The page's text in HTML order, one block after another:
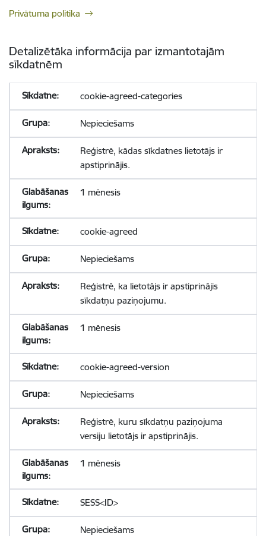
Privātuma politika
Detalizētāka informācija par izmantotajām
sīkdatnēm
cookie-agreed-categories
Nepieciešams
Reģistrē, kādas sīkdatnes lietotājs ir
apstiprinājis.
1 mēnesis
cookie-agreed
Nepieciešams
Reģistrē, ka lietotājs ir apstiprinājis
sīkdatņu paziņojumu.
1 mēnesis
cookie-agreed-version
Nepieciešams
Reģistrē, kuru sīkdatņu paziņojuma
versiju lietotājs ir apstiprinājis.
1 mēnesis
SESS<ID>
Nepieciešams